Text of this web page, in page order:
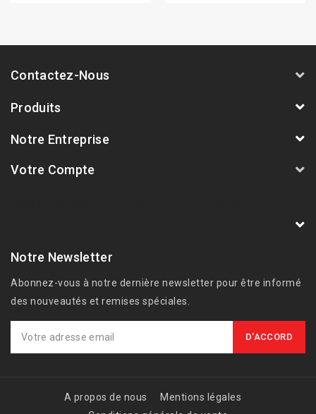
Contactez-Nous
Produits
Notre Entreprise
Votre Compte
Notre Newsletter
Abonnez-vous à notre dernière newsletter pour être informé
des nouveautés et remises spéciales.
A propos de nous
Mentions légales